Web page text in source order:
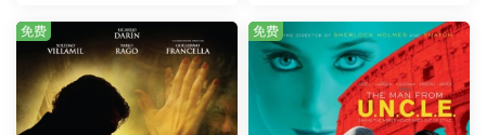
免费 免费